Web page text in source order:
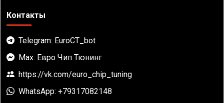
Контакты
Telegram: EuroCT_bot
Max: Евро Чип Тюнинг
https://vk.com/euro_chip_tuning
WhatsApp: +79317082148